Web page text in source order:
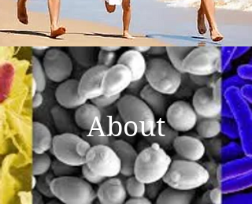
About